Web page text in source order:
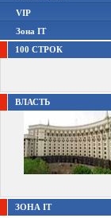
VIP
Зона IT
100 СТРОК
ВЛАСТЬ
ЗОНА IT